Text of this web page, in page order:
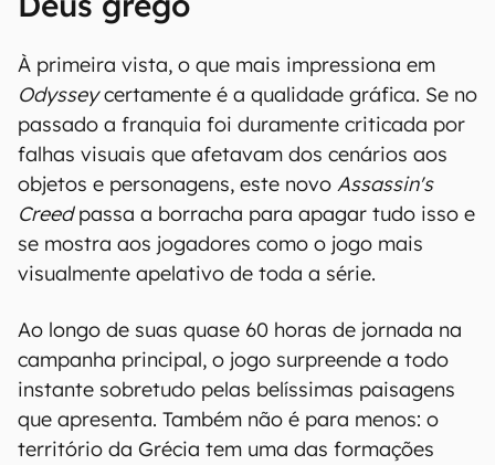
À primeira vista, o que mais impressiona em
Odysseycertamente é a qualidade gráfica. Se no
passado a franquia foi duramente criticada por
falhas visuais que afetavam dos cenários aos
objetos e personagens, este novo Assassin's
Creedpassa a borracha para apagar tudo isso e
se mostra aos jogadores como o jogo mais
visualmente apelativo de toda a série.
Ao longo de suas quase 60 horas de jornada na
campanha principal, o jogo surpreende a todo
instante sobretudo pelas belíssimas paisagens
que apresenta. Também não é para menos: o
território da Grécia tem uma das formações